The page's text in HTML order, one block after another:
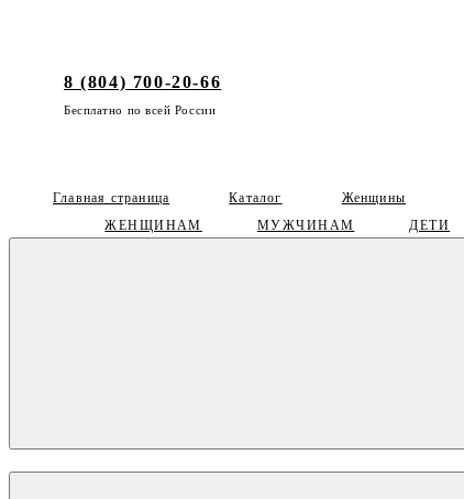
8 (804) 700-20-66
Бесплатно по всей России
ЖЕНЩИНАМ МУЖЧИНАМ ДЕТИ
Главная страница Каталог Женщины